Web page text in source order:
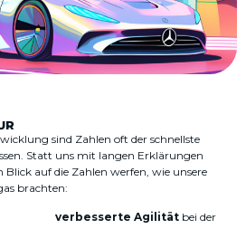
sind Zahlen oft der schnellste
Statt uns mit langen Erklärungen
Blick auf die Zahlen werfen, wie unsere
brachten:
verbesserte Agilität bei der